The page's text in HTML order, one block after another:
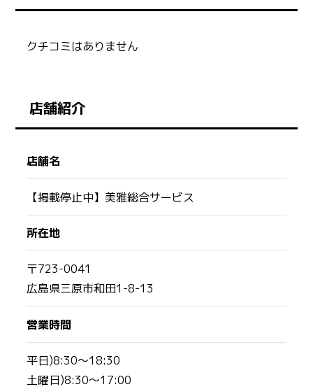
クチコミはありません
店舗紹介
店舗名
【掲載停止中】美雅総合サービス
所在地
〒723-0041
広島県三原市和田1-8-13
営業時間
平日)8:30〜18:30
土曜日)8:30〜17:00